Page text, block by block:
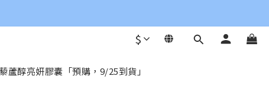
$
蘆醇亮妍膠囊「預購，9/25到貨」